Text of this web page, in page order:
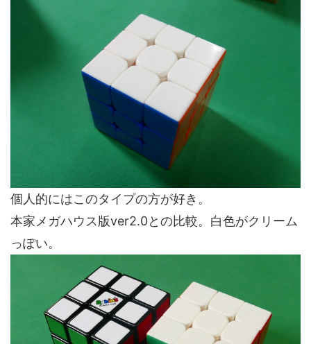
個人的にはこのタイプの方が好き。
本家メガハウス版ver2.0との比較。白色がクリーム
っぽい。